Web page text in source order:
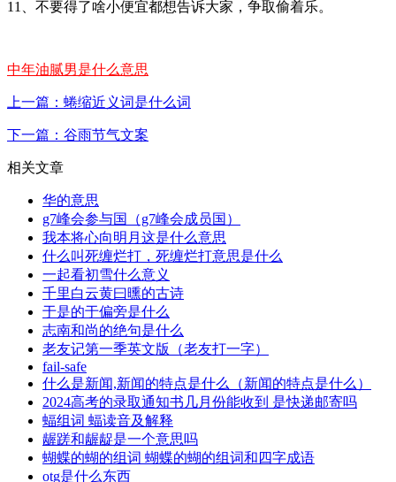
11、不要得了啥小便宜都想告诉大家，争取偷着乐。
中年油腻男是什么意思
上一篇：蜷缩近义词是什么词
下一篇：谷雨节气文案
相关文章
华的意思
g7峰会参与国（g7峰会成员国）
我本将心向明月这是什么意思
什么叫死缠烂打，死缠烂打意思是什么
一起看初雪什么意义
千里白云黄曰曛的古诗
于是的于偏旁是什么
志南和尚的绝句是什么
老友记第一季英文版（老友打一字）
fail-safe
什么是新闻,新闻的特点是什么（新闻的特点是什么）
2024高考的录取通知书几月份能收到 是快递邮寄吗
蝠组词 蝠读音及解释
龌蹉和龌龊是一个意思吗
蝴蝶的蝴的组词 蝴蝶的蝴的组词和四字成语
otg是什么东西